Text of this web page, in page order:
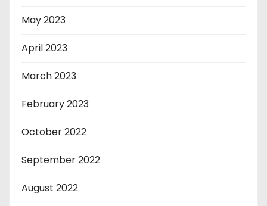
May 2023
April 2023
March 2023
February 2023
October 2022
September 2022
August 2022